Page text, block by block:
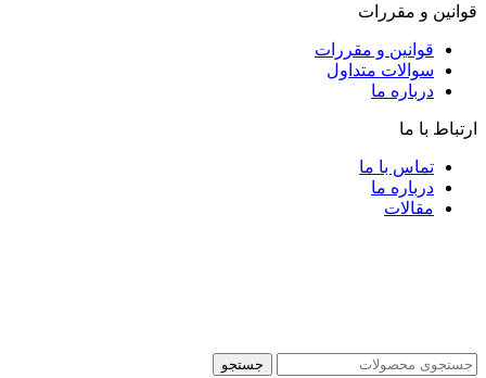
قوانین و مقررات
قوانین و مقررات
سوالات متداول
درباره ما
ارتباط با ما
تماس با ما
درباره ما
مقالات
جستجو